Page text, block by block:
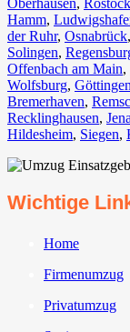
Oberhausen⁠, Rostock⁠
Hamm,
der Ruhr, Osnabrück⁠,
Solingen,
Offenbach am Main,
Wolfsburg⁠, Göttingen
Bremerhaven⁠,
Recklinghausen, Jena⁠
Hildesheim⁠, Siegen⁠,
Wichtige
Home
Firmenumzug
Privatumzug